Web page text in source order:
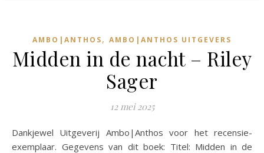
AMBO|ANTHOS, AMBO|ANTHOS UITGEVERS
Midden in de nacht – Riley
Sager
12 mei 2025
Dankjewel Uitgeverij Ambo|Anthos voor het recensie-
exemplaar. Gegevens van dit boek: Titel: Midden in de